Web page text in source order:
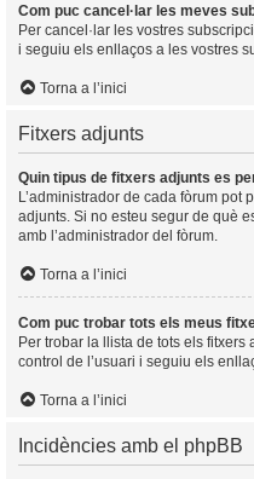
Com puc cancel·lar les meves
Per cancel·lar les vostres
i seguiu els enllaços a les vostres
Torna a l’inici
Fitxers adjunts
Quin tipus de fitxers adjunts es
L’administrador de cada fòrum pot
adjunts. Si no esteu segur de què
amb l’administrador del fòrum.
Torna a l’inici
Com puc trobar tots els meus
Per trobar la llista de tots els
control de l’usuari i seguiu els
Torna a l’inici
Incidències amb el phpBB